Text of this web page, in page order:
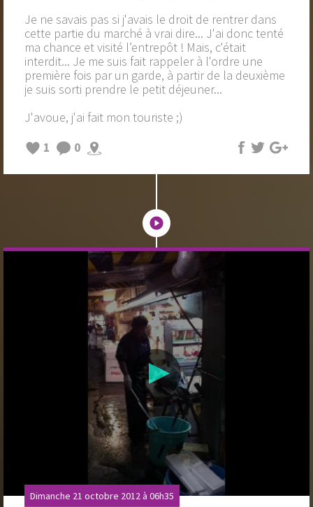
Je ne savais pas si j'avais le droit de rentrer dans
cette partie du marché à vrai dire... J'ai donc tenté
ma chance et visité l’entrepôt ! Mais, c'était
interdit... Je me suis fait rappeler à l'ordre une
première fois par un garde, à partir de la deuxième
je suis sorti prendre le petit déjeuner...
J'avoue, j'ai fait mon touriste ;)
1
0
Dimanche 21 octobre 2012 à 06h35